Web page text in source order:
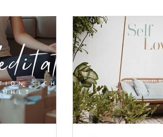
Heilung & Prägungen Bewusstsein &
Inner Guru Bewusstsein & Transformation